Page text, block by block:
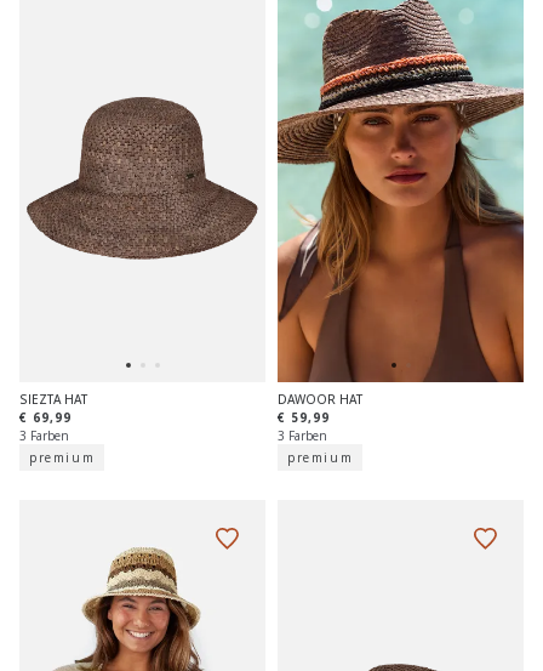
SIEZTA HAT
€ 69,99
3 Farben
premium
DAWOOR HAT
€ 59,99
3 Farben
premium